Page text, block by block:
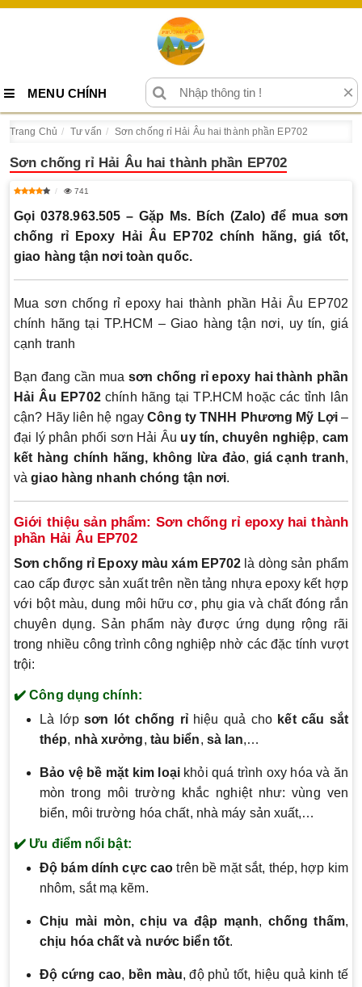
MENU CHÍNH ×
Trang Chủ Tư vấn Sơn chống rỉ Hải Âu hai thành phần EP702
Sơn chống rỉ Hải Âu hai thành phần EP702
741
Gọi 0378.963.505 – Gặp Ms. Bích (Zalo) để mua sơn
chống rỉ Epoxy Hải Âu EP702 chính hãng, giá tốt,
giao hàng tận nơi toàn quốc.
Mua sơn chống rỉ epoxy hai thành phần Hải Âu EP702
chính hãng tại TP.HCM – Giao hàng tận nơi, uy tín, giá
cạnh tranh
Bạn đang cần mua sơn chống rỉ epoxy hai thành phần
Hải Âu EP702chính hãng tại TP.HCM hoặc các tỉnh lân
cận? Hãy liên hệ ngayCông ty TNHH Phương Mỹ Lợi–
đại lý phân phối sơn Hải Âu uy tín, chuyên nghiệp, cam
kết hàng chính hãng, không lừa đảo, giá cạnh tranh,
vàgiao hàng nhanh chóng tận nơi.
Giới thiệu sản phẩm: Sơn chống rỉ epoxy hai thành
phần Hải Âu EP702
Sơn chống rỉ Epoxy màu xám EP702 là dòng sản phẩm
cao cấp được sản xuất trên nền tảng nhựa epoxy kết hợp
với bột màu, dung môi hữu cơ, phụ gia và chất đóng rắn
chuyên dụng. Sản phẩm này được ứng dụng rộng rãi
trong nhiều công trình công nghiệp nhờ các đặc tính vượt
trội:
✔️ Công dụng chính:
Là lớpsơn lót chống rỉhiệu quả cho kết cấu sắt
thép, nhà xưởng, tàu biển, sà lan,…
Bảo vệ bề mặt kim loạikhỏi quá trình oxy hóa và ăn
mòn trong môi trường khắc nghiệt như: vùng ven
biển, môi trường hóa chất, nhà máy sản xuất,…
✔️ Ưu điểm nổi bật:
Độ bám dính cực cao trên bề mặt sắt, thép, hợp kim
nhôm, sắt mạ kẽm.
Chịu mài mòn, chịu va đập mạnh, chống thấm,
chịu hóa chất và nước biển tốt.
Độ cứng cao, bền màu, độ phủ tốt, hiệu quả kinh tế